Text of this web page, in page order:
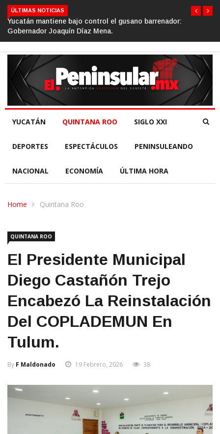
ÚLTIMAS NOTICIAS
el gusano barrenador:
Mena.
Gino Segura impulsa el
YUCATÁN QUINTANA ROO SIGLO XXI
DEPORTES ESPECTÁCULOS PENINSULEANDO
NACIONAL ECONOMÍA ÚLTIMA HORA
Home Quintana Roo
QUINTANA ROO
El Presidente Municipal
Diego Castañón Trejo
Encabezó La Reinstalación
Del COPLADEMUN En
Tulum.
By F Maldonado 19 Febrero, 2026 38